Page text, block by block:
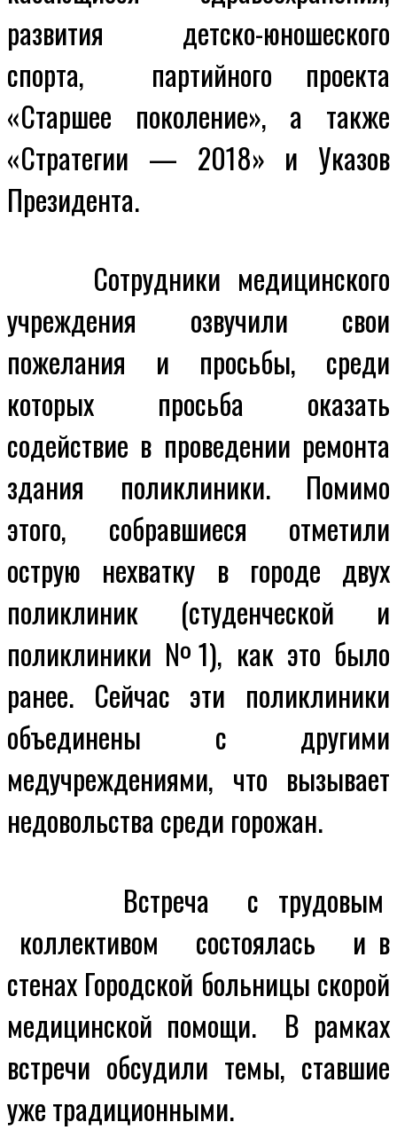
развития детско-юношеского
спорта, партийного проекта
«Старшее поколение», а также
«Стратегии — 2018» и Указов
Президента.
Сотрудники медицинского
учреждения озвучили свои
пожелания и просьбы, среди
которых просьба оказать
содействие в проведении ремонта
здания поликлиники. Помимо
этого, собравшиеся отметили
острую нехватку в городе двух
поликлиник (студенческой и
поликлиники №1), как это было
ранее. Сейчас эти поликлиники
объединены с другими
медучреждениями, что вызывает
недовольства среди горожан.
Встреча с трудовым
коллективом состоялась и в
стенах Городской больницы скорой
медицинской помощи. В рамках
встречи обсудили темы, ставшие
уже традиционными.